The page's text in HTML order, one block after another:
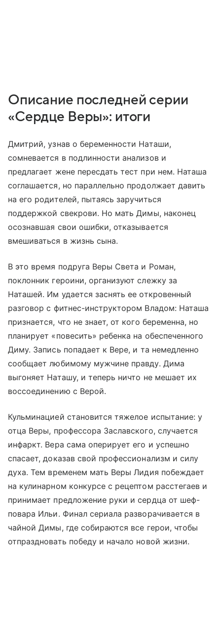
Описание последней серии
«Сердце Веры»: итоги
Дмитрий, узнав о беременности Наташи,
сомневается в подлинности анализов и
предлагает жене пересдать тест при нем. Наташа
соглашается, но параллельно продолжает давить
на его родителей, пытаясь заручиться
поддержкой свекрови. Но мать Димы, наконец
осознавшая свои ошибки, отказывается
вмешиваться в жизнь сына.
В это время подруга Веры Света и Роман,
поклонник героини, организуют слежку за
Наташей. Им удается заснять ее откровенный
разговор с фитнес-инструктором Владом: Наташа
признается, что не знает, от кого беременна, но
планирует «повесить» ребенка на обеспеченного
Диму. Запись попадает к Вере, и та немедленно
сообщает любимому мужчине правду. Дима
выгоняет Наташу, и теперь ничто не мешает их
воссоединению с Верой.
Кульминацией становится тяжелое испытание: у
отца Веры, профессора Заславского, случается
инфаркт. Вера сама оперирует его и успешно
спасает, доказав свой профессионализм и силу
духа. Тем временем мать Веры Лидия побеждает
на кулинарном конкурсе с рецептом расстегаев и
принимает предложение руки и сердца от шеф-
повара Ильи. Финал сериала разворачивается в
чайной Димы, где собираются все герои, чтобы
отпраздновать победу и начало новой жизни.